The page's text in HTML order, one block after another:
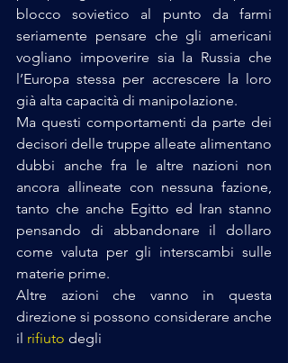
blocco sovietico al punto da farmi
seriamente pensare che gli americani
vogliano impoverire sia la Russia che
l’Europa stessa per accrescere la loro
già alta capacità di manipolazione.
Ma questi comportamenti da parte dei
decisori delle truppe alleate alimentano
dubbi anche fra le altre nazioni non
ancora allineate con nessuna fazione,
tanto che anche Egitto ed Iran stanno
pensando di abbandonare il dollaro
come valuta per gli interscambi sulle
materie prime.
Altre azioni che vanno in questa
direzione si possono considerare anche
il rifiuto degli